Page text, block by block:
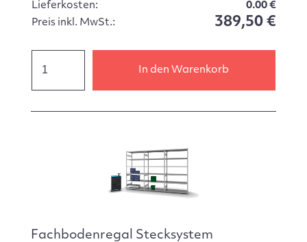
Lieferkosten:
0.00 €
Preis inkl. MwSt.:
389,50 €
In den Warenkorb
Fachbodenregal Stecksystem